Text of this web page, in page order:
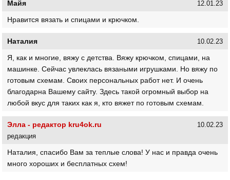
Майя 12.01.23
Нравится вязать и спицами и крючком.
Наталия 10.02.23
Я, как и многие, вяжу с детства. Вяжу крючком, спицами, на
машинке. Сейчас увлеклась вязаными игрушками. Но вяжу по
готовым схемам. Своих персональных работ нет. И очень
благодарна Вашему сайту. Здесь такой огромный выбор на
любой вкус для таких как я, кто вяжет по готовым схемам.
Элла - редактор kru4ok.ru
редакция
10.02.23
Наталия, спасибо Вам за теплые слова! У нас и правда очень
много хороших и бесплатных схем!